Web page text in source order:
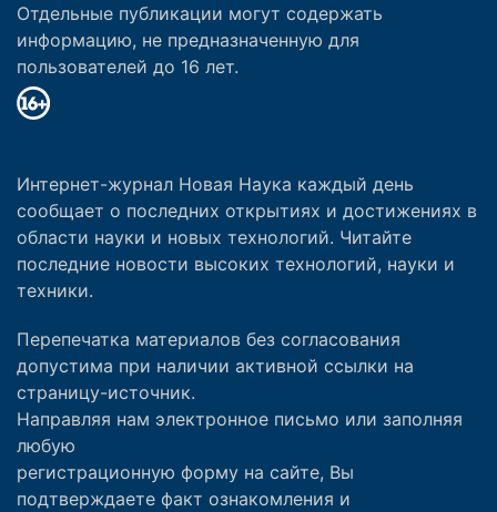
Отдельные публикации могут содержать
информацию, не предназначенную для
пользователей до 16 лет.
Интернет-журнал Новая Наука каждый день
сообщает о последних открытиях и достижениях в
области науки и новых технологий. Читайте
последние новости высоких технологий, науки и
техники.
Перепечатка материалов без согласования
допустима при наличии активной ссылки на
страницу-источник.
Направляя нам электронное письмо или заполняя
любую
регистрационную форму на сайте, Вы
подтверждаете факт ознакомления и